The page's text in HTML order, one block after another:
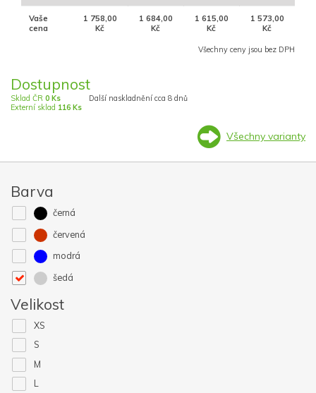
Vaše
cena
1 758,00
Kč
1 684,00
Kč
1 615,00
Kč
1 573,00
Kč
Všechny ceny jsou bez DPH
Dostupnost
Sklad ČR 0 Ks
Externí sklad 116 Ks
Další naskladnění cca 8 dnů
Všechny varianty
Barva
černá
červená
modrá
šedá
Velikost
XS
S
M
L